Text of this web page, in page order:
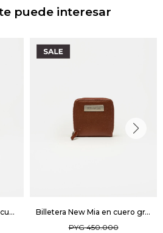
puede interesar
Billetera Hadley en efecto cuero - Negro
Billetera New Mia en cuero graneado - Tabaco
PYG 450.000